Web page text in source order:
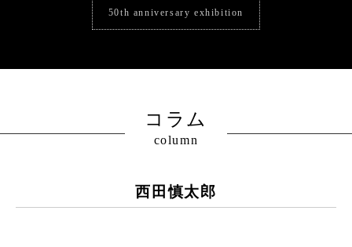
50th anniversary exhibition
コラム
column
西田慎太郎